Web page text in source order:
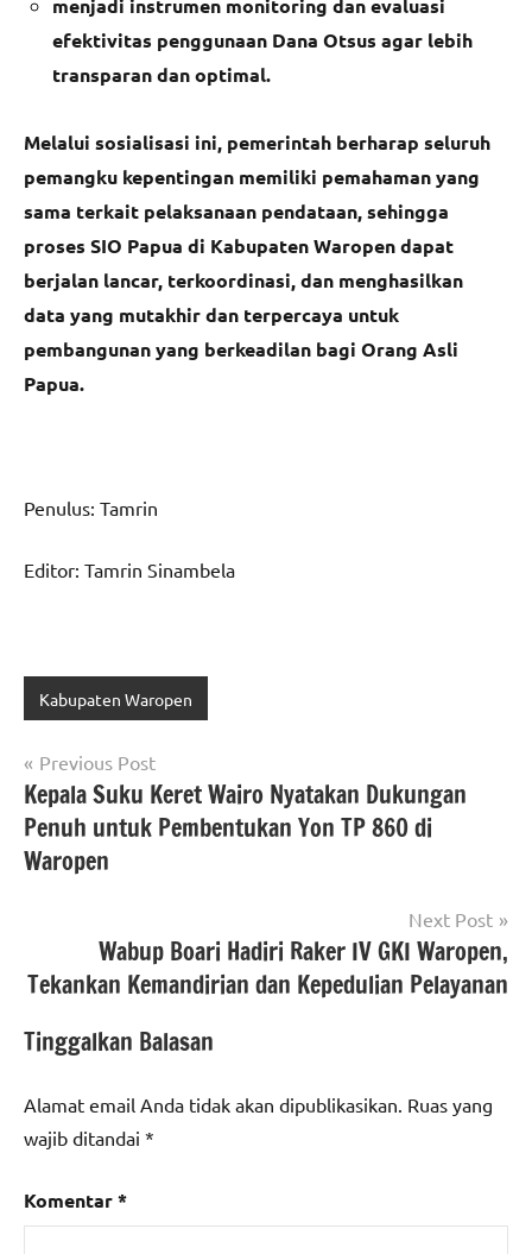
menjadi instrumen monitoring dan evaluasi
efektivitas penggunaan Dana Otsus agar lebih
transparan dan optimal.
Melalui sosialisasi ini, pemerintah berharap seluruh
pemangku kepentingan memiliki pemahaman yang
sama terkait pelaksanaan pendataan, sehingga
proses SIO Papua di Kabupaten Waropen dapat
berjalan lancar, terkoordinasi, dan menghasilkan
data yang mutakhir dan terpercaya untuk
pembangunan yang berkeadilan bagi Orang Asli
Papua.
Penulus: Tamrin
Editor: Tamrin Sinambela
Kabupaten Waropen
Navigasi
pos
Previous Post
Kepala Suku Keret Wairo Nyatakan Dukungan
Penuh untuk Pembentukan Yon TP 860 di
Waropen
Next Post
Wabup Boari Hadiri Raker IV GKI Waropen,
Tekankan Kemandirian dan Kepedulian Pelayanan
Tinggalkan Balasan
Alamat email Anda tidak akan dipublikasikan. Ruas yang
wajib ditandai *
Komentar*